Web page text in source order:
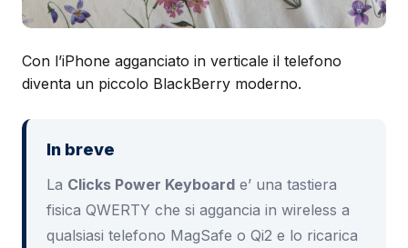
Con l’iPhone agganciato in verticale il telefono
diventa un piccolo BlackBerry moderno.
In breve
La Clicks Power Keyboard e’ una tastiera
fisica QWERTY che si aggancia in wireless a
qualsiasi telefono MagSafe o Qi2 e lo ricarica